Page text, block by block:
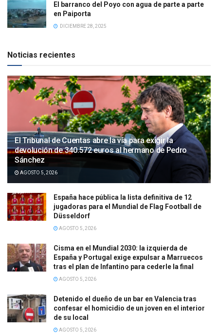
El barranco del Poyo con agua de parte a parte
en Paiporta
DICIEMBRE 28, 2025
Noticias recientes
El Tribunal de Cuentas abre la vía para exigir la
devolución de 340.572 euros al hermano de Pedro
Sánchez
AGOSTO 5, 2026
España hace pública la lista definitiva de 12
jugadoras para el Mundial de Flag Football de
Düsseldorf
AGOSTO 5, 2026
Cisma en el Mundial 2030: la izquierda de
España y Portugal exige expulsar a Marruecos
tras el plan de Infantino para cederle la final
AGOSTO 5, 2026
Detenido el dueño de un bar en Valencia tras
confesar el homicidio de un joven en el interior
de su local
AGOSTO 5, 2026